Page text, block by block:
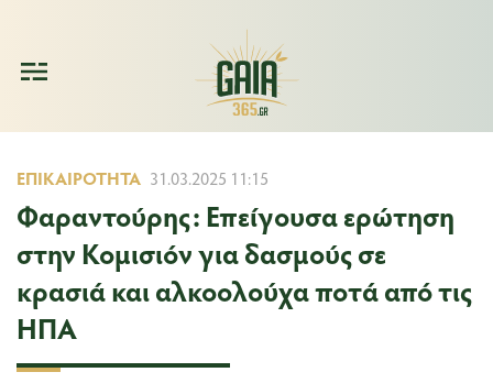
ΕΠΙΚΑΙΡΌΤΗΤΑ 31.03.2025 11:15
Φαραντούρης: Επείγουσα ερώτηση
στην Κομισιόν για δασμούς σε
κρασιά και αλκοολούχα ποτά από τις
ΗΠΑ